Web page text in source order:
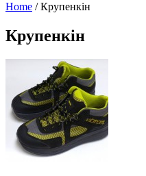
Home / Крупенкін
Крупенкін